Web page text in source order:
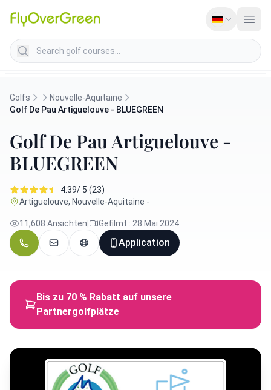
Search golf courses
Golfs
Nouvelle-Aquitaine
Golf De Pau Artiguelouve - BLUEGREEN
Golf De Pau Artiguelouve -
BLUEGREEN
4.39/ 5 (23)
Artiguelouve, Nouvelle-Aquitaine -
11,608 Ansichten Gefilmt : 28 Mai 2024
Application
Bis zu 70 % Rabatt auf unsere
Partnergolfplätze